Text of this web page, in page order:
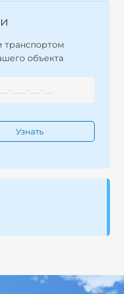
транспортом
объекта